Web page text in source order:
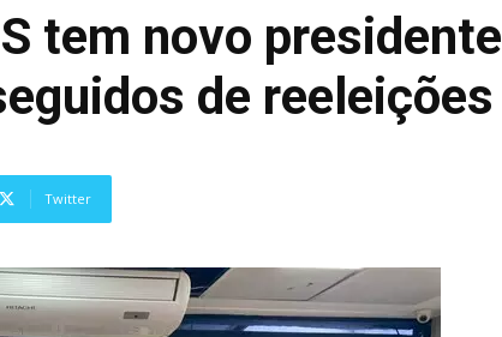
tem novo presidente
de reeleições
Twitter